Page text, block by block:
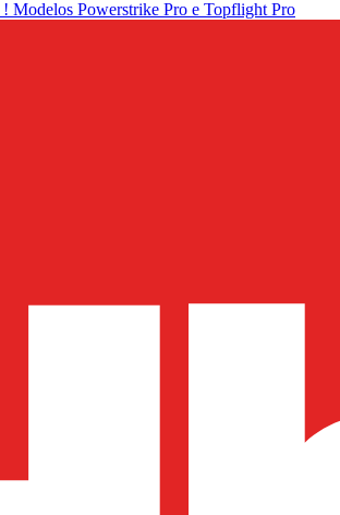
! Modelos Powerstrike Pro e Topflight Pro